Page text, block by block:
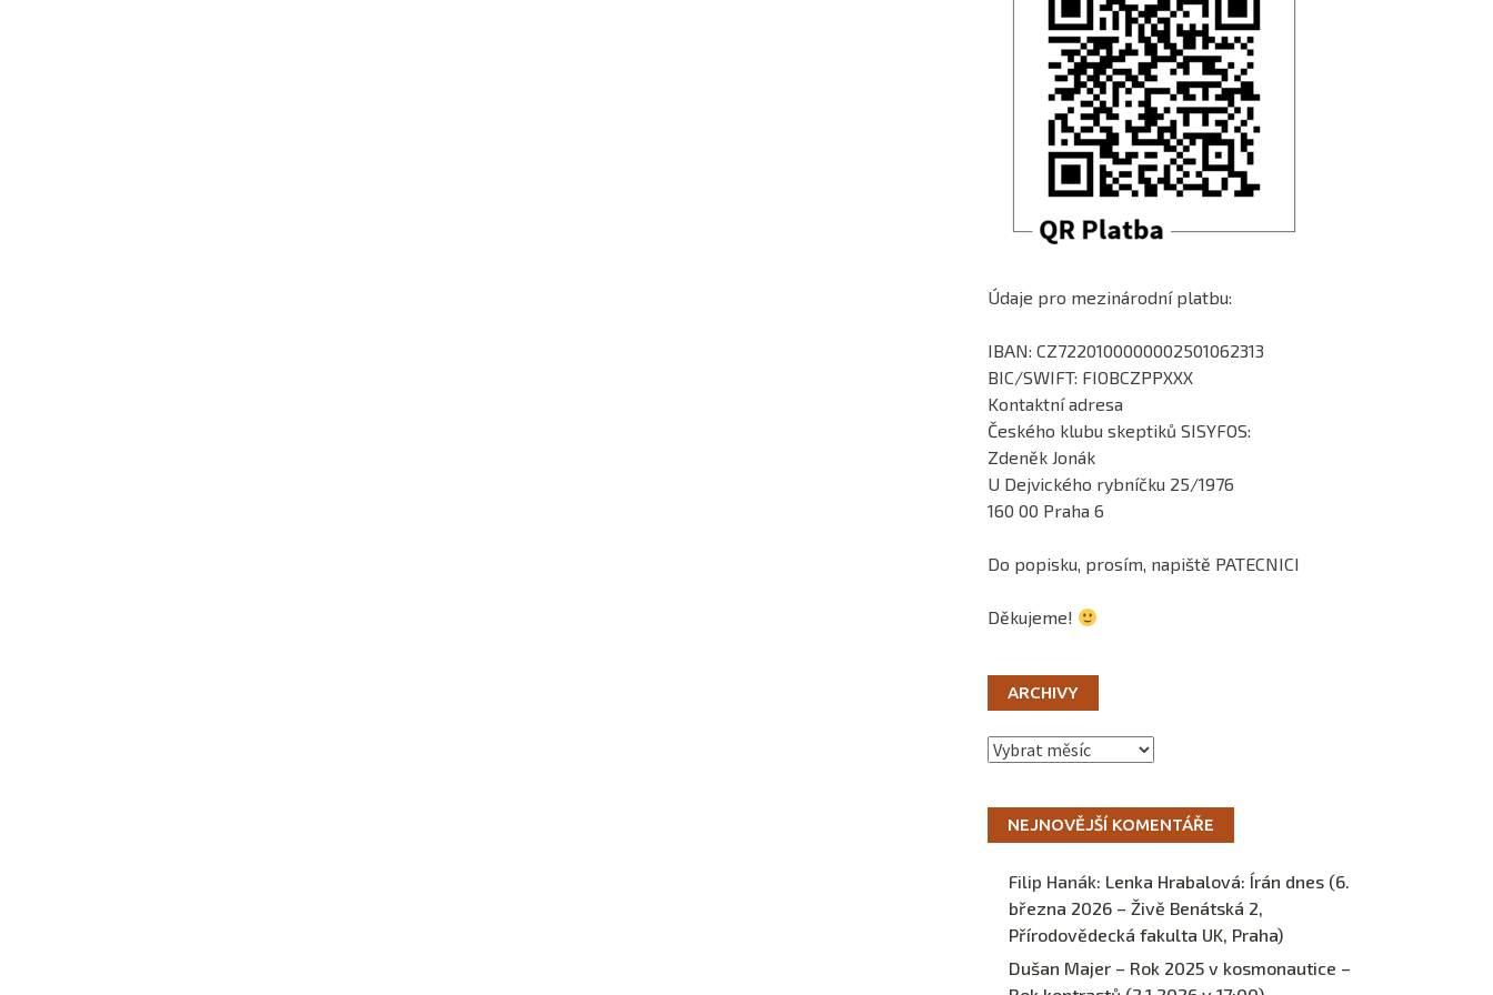
Údaje pro mezinárodní platbu:
IBAN: CZ7220100000002501062313
BIC/SWIFT: FIOBCZPPXXX
Kontaktní adresa
Českého klubu skeptiků SISYFOS:
Zdeněk Jonák
U Dejvického rybníčku 25/1976
160 00 Praha 6
Do popisku, prosím, napiště PATECNICI
Děkujeme!
ARCHIVY
Archivy
NEJNOVĚJŠÍ KOMENTÁŘE
Filip Hanák: Lenka Hrabalová: Írán dnes (6.
března 2026 – Živě Benátská 2,
Přírodovědecká fakulta UK, Praha)
Dušan Majer – Rok 2025 v kosmonautice –